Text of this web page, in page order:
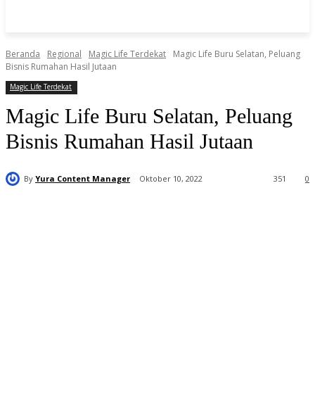
Beranda Regional Magic Life Terdekat
Magic Life Buru Selatan, Peluang
Bisnis Rumahan Hasil Jutaan
Magic Life Terdekat
Magic Life Buru Selatan, Peluang
Bisnis Rumahan Hasil Jutaan
By Yura Content Manager Oktober 10, 2022 0
351